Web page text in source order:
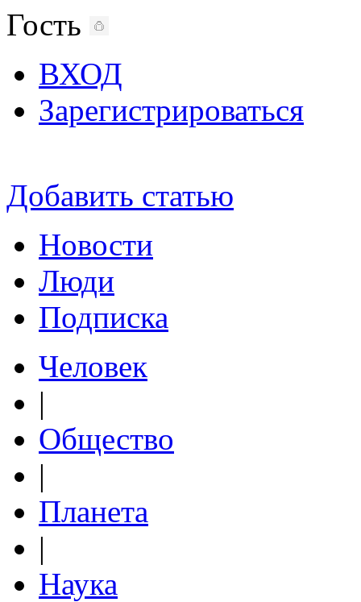
Гость
ВХОД
Зарегистрироваться
Добавить статью
Новости
Люди
Подписка
Человек
|
Общество
|
Планета
|
Наука